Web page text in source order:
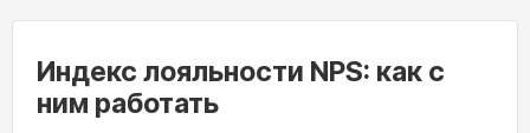
Индекс лояльности NPS: как с
ним работать